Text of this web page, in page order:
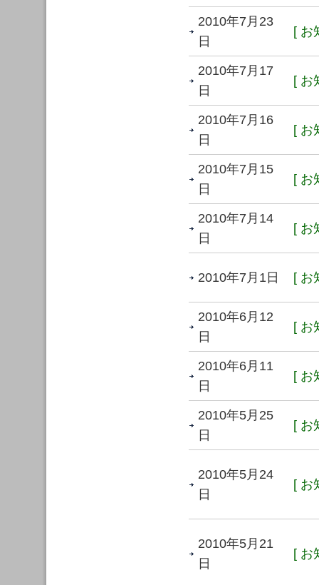
2010年7月23
日
[ お
2010年7月17
日
[ お
2010年7月16
日
[ お
2010年7月15
日
[ お
2010年7月14
日
[ お
2010年7月1日 [ お
2010年6月12
日
[ お
2010年6月11
日
[ お
2010年5月25
日
[ お
2010年5月24
日
[ お
2010年5月21
日
[ お